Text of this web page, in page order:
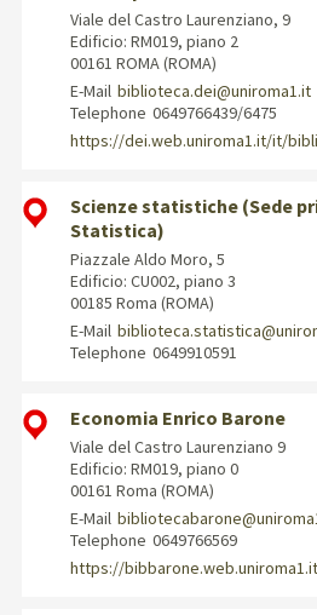
Viale del Castro Laurenziano, 9
Edificio: RM019, piano 2
00161 ROMA (ROMA)
E-Mail biblioteca.dei@uniroma1.it
Telephone 0649766439/6475
https://dei.web.uniroma1.it/it/
Scienze statistiche (Sede
Statistica)
Piazzale Aldo Moro, 5
Edificio: CU002, piano 3
00185 Roma (ROMA)
E-Mail
Telephone 0649910591
Economia Enrico Barone
Viale del Castro Laurenziano 9
Edificio: RM019, piano 0
00161 Roma (ROMA)
E-Mail
Telephone 0649766569
https://